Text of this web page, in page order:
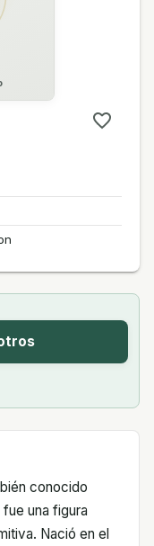
conocido
una figura
Nació en el